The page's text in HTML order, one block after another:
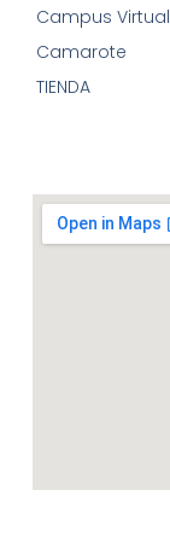
Campus Virtual
Camarote
TIENDA